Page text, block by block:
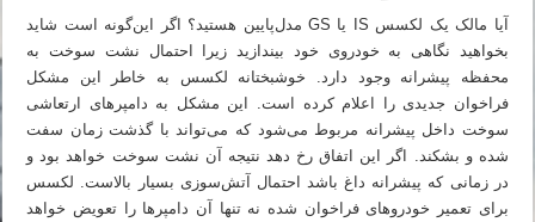
آیا مالک یک لکسس IS یا GS مدل‌پایین هستید؟ اگر این‌گونه است شاید
بخواهید نگاهی به خودروی خود بیندازید زیرا احتمال نشت سوخت به
محفظه پیشرانه وجود دارد. خوشبختانه لکسس به خاطر این مشکل
فراخوان جدیدی را اعلام کرده است. این مشکل به دامپرهای ارتعاشی
سوخت داخل پیشرانه مربوط می‌شود که می‌تواند با گذشت زمان سفت
شده و بشکند. اگر این اتفاق رخ دهد نتیجه آن نشت سوخت خواهد بود و
در زمانی که پیشرانه داغ باشد احتمال آتش‌سوزی بسیار بالاست. لکسس
برای تعمیر خودروهای فراخوان شده نه تنها آن دامپرها را تعویض خواهد